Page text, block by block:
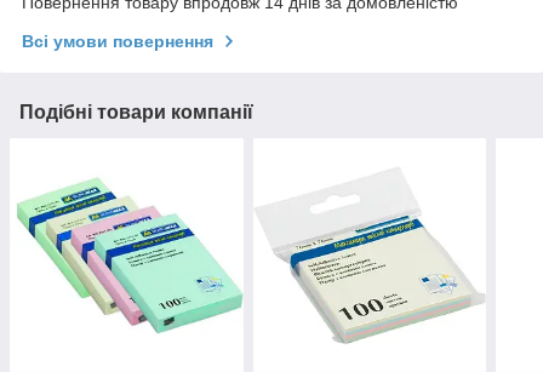
Всі умови повернення
Подібні товари компанії